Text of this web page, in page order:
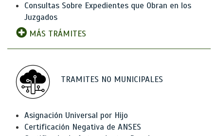
Consultas Sobre Expedientes que Obran en los
Juzgados
MÁS TRÁMITES
TRAMITES NO MUNICIPALES
Asignación Universal por Hijo
Certificación Negativa de ANSES